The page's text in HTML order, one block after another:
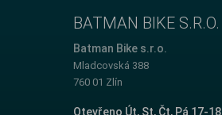
BATMAN BIKE S.R.O.
Batman Bike s.r.o.
Mladcovská 388
760 01 Zlín
Otevřeno Út, St, Čt, Pá 17-18